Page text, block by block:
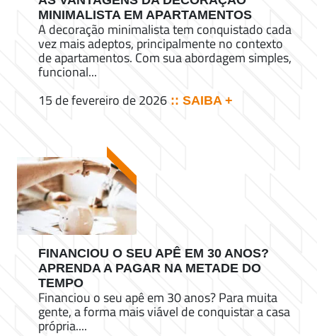
MINIMALISTA EM APARTAMENTOS
A decoração minimalista tem conquistado cada
vez mais adeptos, principalmente no contexto
de apartamentos. Com sua abordagem simples,
funcional...
15 de fevereiro de 2026 :: SAIBA +
FINANCIOU O SEU APÊ EM 30 ANOS?
APRENDA A PAGAR NA METADE DO
TEMPO
Financiou o seu apê em 30 anos? Para muita
gente, a forma mais viável de conquistar a casa
própria....